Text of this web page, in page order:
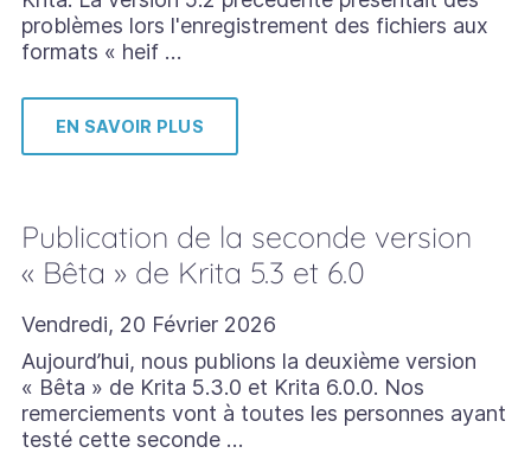
problèmes lors l'enregistrement des fichiers aux
formats « heif …
EN SAVOIR PLUS
Publication de la seconde version
« Bêta » de Krita 5.3 et 6.0
Vendredi, 20 Février 2026
Aujourd’hui, nous publions la deuxième version
« Bêta » de Krita 5.3.0 et Krita 6.0.0. Nos
remerciements vont à toutes les personnes ayant
testé cette seconde …